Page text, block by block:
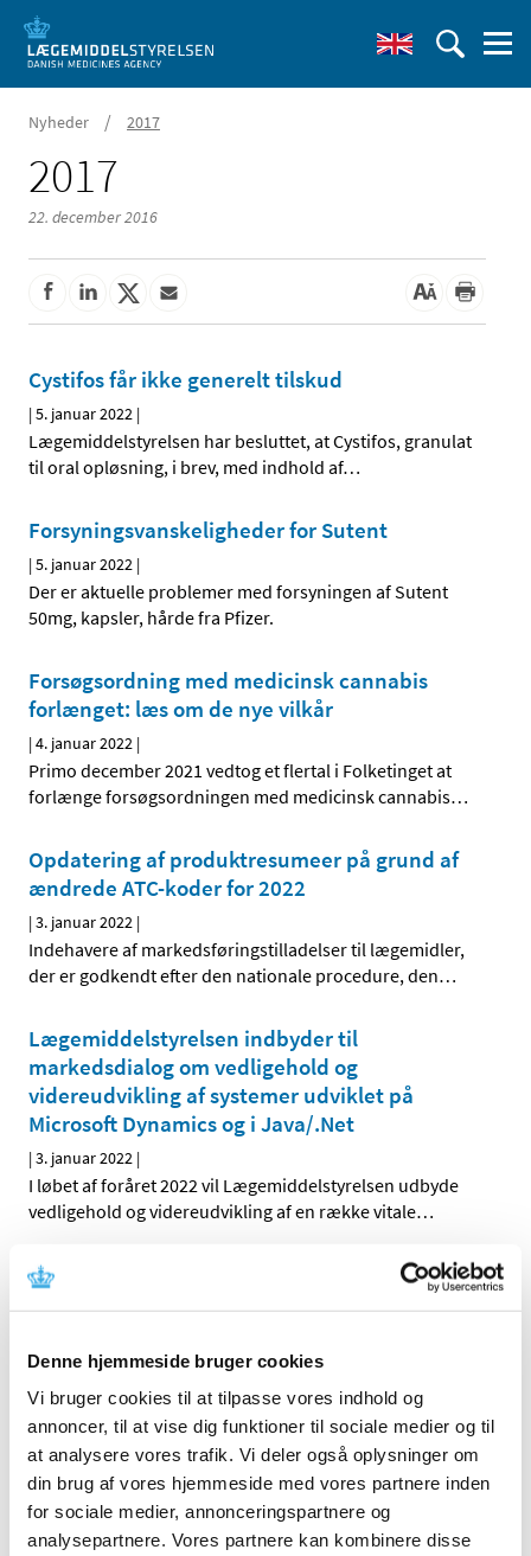
Denne hjemmeside bruger cookies
Vi bruger cookies til at tilpasse vores indhold og
annoncer, til at vise dig funktioner til sociale medier og til
at analysere vores trafik. Vi deler også oplysninger om
din brug af vores hjemmeside med vores partnere inden
for sociale medier, annonceringspartnere og
analysepartnere. Vores partnere kan kombinere disse
Nyheder / 2017
2017
22. december 2016
Cystifos får ikke generelt tilskud
|5. januar 2022 |
Lægemiddelstyrelsen har besluttet, at Cystifos, granulat
til oral opløsning, i brev, med indhold af…
Forsyningsvanskeligheder for Sutent
|5. januar 2022 |
Der er aktuelle problemer med forsyningen af Sutent
50mg, kapsler, hårde fra Pfizer.
Forsøgsordning med medicinsk cannabis
forlænget: læs om de nye vilkår
|4. januar 2022 |
Primo december 2021 vedtog et flertal i Folketinget at
forlænge forsøgsordningen med medicinsk cannabis…
Opdatering af produktresumeer på grund af
ændrede ATC-koder for 2022
|3. januar 2022 |
Indehavere af markedsføringstilladelser til lægemidler,
der er godkendt efter den nationale procedure, den…
Lægemiddelstyrelsen indbyder til
markedsdialog om vedligehold og
videreudvikling af systemer udviklet på
Microsoft Dynamics og i Java/.Net
|3. januar 2022 |
I løbet af foråret 2022 vil Lægemiddelstyrelsen udbyde
vedligehold og videreudvikling af en række vitale…
Forrige 2
Alle (2506)
TID
2026 (84)
2025 (158)
2024 (224)
2023 (195)